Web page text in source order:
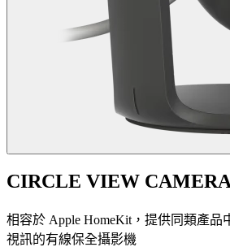
CIRCLE VIEW CAMERA
相容於 Apple HomeKit，提供同類產品
視訊的有線保全攝影機